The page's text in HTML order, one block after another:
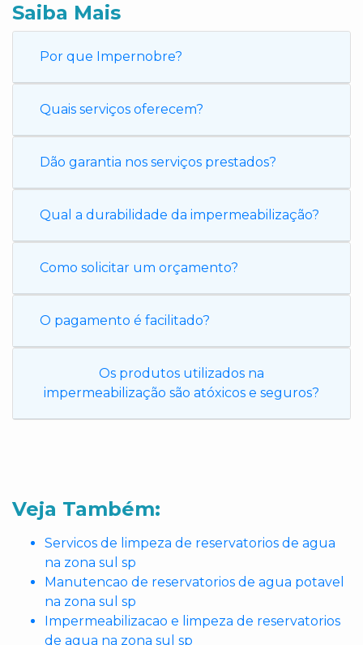
Saiba Mais
Por que Impernobre?
Quais serviços oferecem?
Dão garantia nos serviços prestados?
Qual a durabilidade da impermeabilização?
Como solicitar um orçamento?
O pagamento é facilitado?
Os produtos utilizados na
impermeabilização são atóxicos e seguros?
Veja Também:
Servicos de limpeza de reservatorios de agua
na zona sul sp
Manutencao de reservatorios de agua potavel
na zona sul sp
Impermeabilizacao e limpeza de reservatorios
de agua na zona sul sp